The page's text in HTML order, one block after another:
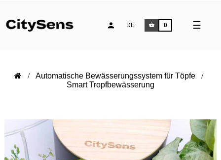
☰
DE 0
Automatische Bewässerungssystem für Töpfe
Smart Tropfbewässerung